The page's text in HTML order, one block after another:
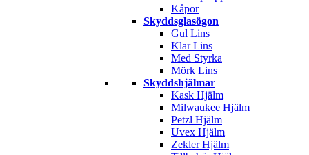
Kåpor
Skyddsglasögon
Gul Lins
Klar Lins
Med Styrka
Mörk Lins
Skyddshjälmar
Kask Hjälm
Milwaukee Hjälm
Petzl Hjälm
Uvex Hjälm
Zekler Hjälm